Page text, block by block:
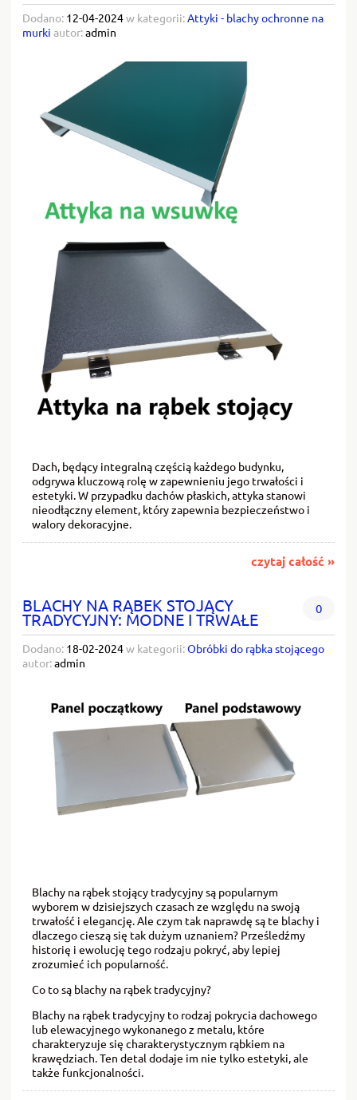
Dodano: 12-04-2024w kategorii:Attyki - blachy ochronne na
murki autor:admin
Dach, będący integralną częścią każdego budynku,
odgrywa kluczową rolę w zapewnieniu jego trwałości i
estetyki. W przypadku dachów płaskich, attyka stanowi
nieodłączny element, który zapewnia bezpieczeństwo i
walory dekoracyjne.
czytaj całość »
BLACHY NA RĄBEK STOJĄCY
TRADYCYJNY: MODNE I TRWAŁE
0
Dodano: 18-02-2024w kategorii:Obróbki do rąbka stojącego
autor:admin
Blachy na rąbek stojący tradycyjny są popularnym
wyborem w dzisiejszych czasach ze względu na swoją
trwałość i elegancję. Ale czym tak naprawdę są te blachy i
dlaczego cieszą się tak dużym uznaniem? Prześledźmy
historię i ewolucję tego rodzaju pokryć, aby lepiej
zrozumieć ich popularność.
Co to są blachy na rąbek tradycyjny?
Blachy na rąbek tradycyjny to rodzaj pokrycia dachowego
lub elewacyjnego wykonanego z metalu, które
charakteryzuje się charakterystycznym rąbkiem na
krawędziach. Ten detal dodaje im nie tylko estetyki, ale
także funkcjonalności.